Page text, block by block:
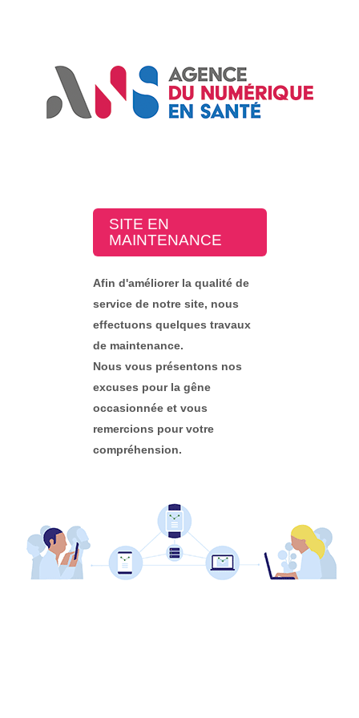
SITE EN
MAINTENANCE
Afin d'améliorer la qualité de
service de notre site, nous
effectuons quelques travaux
de maintenance.
Nous vous présentons nos
excuses pour la gêne
occasionnée et vous
remercions pour votre
compréhension.